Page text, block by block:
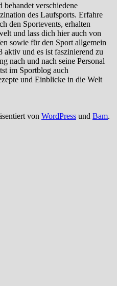
verschiedene
des Laufsports. Erfahre
den Sportevents, erhalten
und lass dich hier auch von
sowie für den Sport allgemein
aktiv und es ist faszinierend zu
nach und nach seine Personal
im Sportblog auch
und Einblicke in die Welt
von WordPress und Bam.